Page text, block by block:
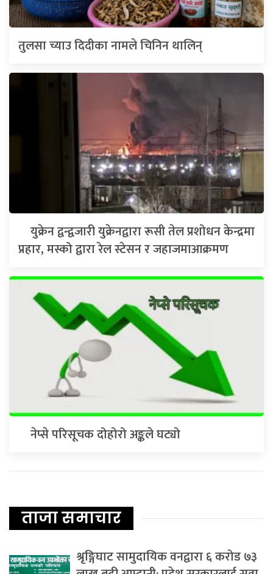
तुलसा च्याउ दिदीका नामले चिनिन थालिन्
युक्रेन द्वन्द्वजारी युक्रेनद्वारा रूसी तेल प्रशोधन केन्द्रमा
प्रहार, मस्को द्वारा रेल स्टेसन र जहाजमाआक्रमण
नेप्से परिसूचक दोहोरो अङ्कले घट्यो
ताजा समाचार
श्रृङ्गिघाट सामुदायिक वनद्वारा ६ करोड ७३